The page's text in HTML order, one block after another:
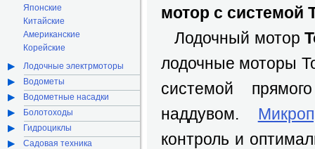
мотор с системой
Лодочный мотор
лодочные моторы
системой
наддувом.
контроль и
Японские
Китайские
Американские
Корейские
Лодочные электрмоторы
Водометы
Водометные насадки
Болотоходы
Гидроциклы
Садовая техника